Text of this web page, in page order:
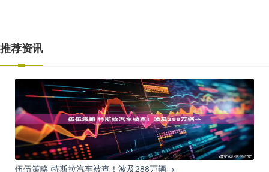
推荐资讯
伍伍策略 特斯拉汽车被查！波及288万辆→